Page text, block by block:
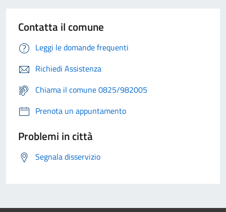
Contatta il comune
Leggi le domande frequenti
Richiedi Assistenza
Chiama il comune 0825/982005
Prenota un appuntamento
Problemi in città
Segnala disservizio